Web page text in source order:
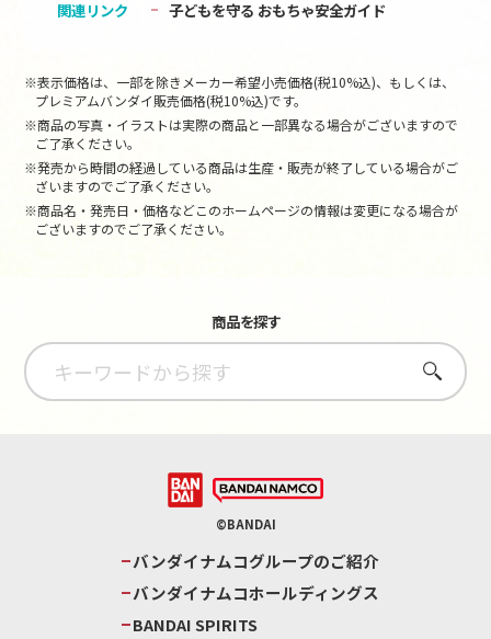
関連リンク 子どもを守る おもちゃ安全ガイド
※表示価格は、一部を除きメーカー希望小売価格(税10%込)、もしくは、
プレミアムバンダイ販売価格(税10%込)です。
※商品の写真・イラストは実際の商品と一部異なる場合がございますので
ご了承ください。
※発売から時間の経過している商品は生産・販売が終了している場合がご
ざいますのでご了承ください。
※商品名・発売日・価格などこのホームページの情報は変更になる場合が
ございますのでご了承ください。
商品を探す
さがす
©BANDAI
バンダイナムコグループのご紹介
バンダイナムコホールディングス
BANDAI SPIRITS